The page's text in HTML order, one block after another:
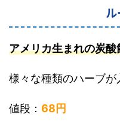
アメリカ生まれの炭酸
様々な種類のハーブが
値段： 68円